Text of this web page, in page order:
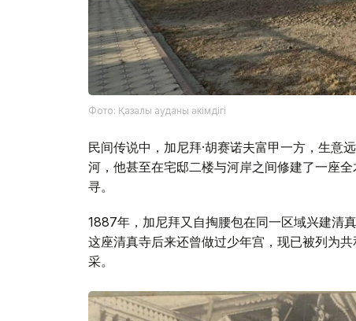
Фото: Қазалы ауданы әкімдігі
民间传说中，加尼拜·胡赛诺夫富甲一方，生意
河，他甚至在宅邸二楼与河岸之间修建了一座
寻。
1887年，加尼拜又自掏腰包在同一区域兴建清
这座清真寺后来还曾做过少年宫，现已被列为
采。